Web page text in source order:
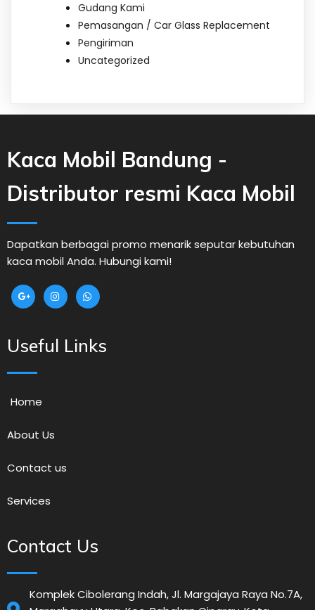
Gudang Kami
Pemasangan / Car Glass Replacement
Pengiriman
Uncategorized
Kaca Mobil Bandung -
Distributor resmi Kaca Mobil
Dapatkan berbagai promo menarik seputar kebutuhan
kaca mobil Anda. Hubungi kami!
Useful Links
Home
About Us
Contact us
Services
Contact Us
Komplek Cibolerang Indah, Jl. Margajaya Raya No.7A,